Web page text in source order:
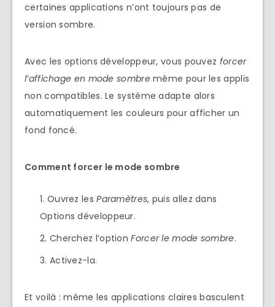
certaines applications n’ont toujours pas de
version sombre.
Avec les options développeur, vous pouvez forcer
l’affichage en mode sombremême pour les applis
non compatibles. Le système adapte alors
automatiquement les couleurs pour afficher un
fond foncé.
Comment forcer le mode sombre
Ouvrez lesParamètres, puis allez dans
Options développeur.
Cherchez l’optionForcer le mode sombre.
Activez-la.
Et voilà : même les applications claires basculent